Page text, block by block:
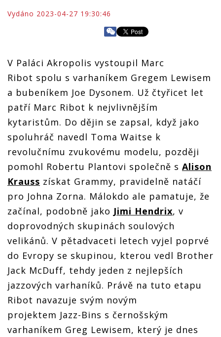
Vydáno 2023-04-27 19:30:46
V Paláci Akropolis vystoupil Marc
Ribot spolu s varhaníkem Gregem Lewisem
a bubeníkem Joe Dysonem. Už čtyřicet let
patří Marc Ribot k nejvlivnějším
kytaristům. Do dějin se zapsal, když jako
spoluhráč navedl Toma Waitse k
revolučnímu zvukovému modelu, později
pomohl Robertu Plantovi společně s Alison
Krauss získat Grammy, pravidelně natáčí
pro Johna Zorna. Málokdo ale pamatuje, že
začínal, podobně jako Jimi Hendrix, v
doprovodných skupinách soulových
velikánů. V pětadvaceti letech vyjel poprvé
do Evropy se skupinou, kterou vedl Brother
Jack McDuff, tehdy jeden z nejlepších
jazzových varhaníků. Právě na tuto etapu
Ribot navazuje svým novým
projektem Jazz-Bins s černošským
varhaníkem Greg Lewisem, který je dnes